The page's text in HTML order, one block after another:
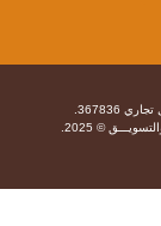
© 2025.